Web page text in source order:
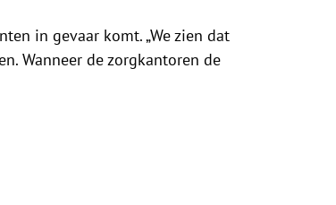
in gevaar komt. „We zien dat
Wanneer de zorgkantoren de